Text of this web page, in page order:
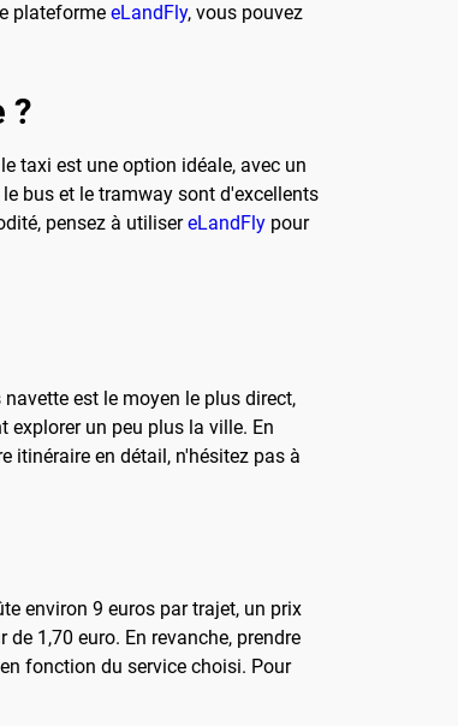
plateforme eLandFly, vous pouvez
?
taxi est une option idéale, avec un
bus et le tramway sont d'excellents
pensez à utilisereLandFly pour
est le moyen le plus direct,
explorer un peu plus la ville. En
itinéraire en détail, n'hésitez pas à
environ 9 euros par trajet, un prix
1,70 euro. En revanche, prendre
fonction du service choisi. Pour